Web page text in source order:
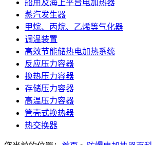
船用及海上平台电加热器
蒸汽发生器
甲烷、丙烷、乙烯等气化器
调温装置
高效节能储热电加热系统
反应压力容器
换热压力容器
存储压力容器
高温压力容器
管壳式换热器
热交换器